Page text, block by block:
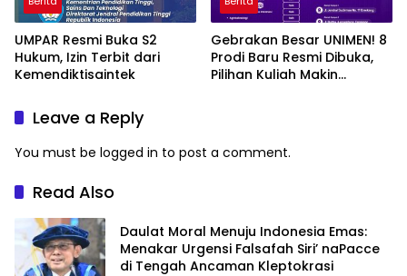
UMPAR Resmi Buka S2
Hukum, Izin Terbit dari
Kemendiktisaintek
Gebrakan Besar UNIMEN! 8
Prodi Baru Resmi Dibuka,
Pilihan Kuliah Makin
Leave a Reply
You must be logged in to post a comment.
Read Also
Daulat Moral Menuju Indonesia Emas:
Menakar Urgensi Falsafah Siri’ naPacce
di Tengah Ancaman Kleptokrasi